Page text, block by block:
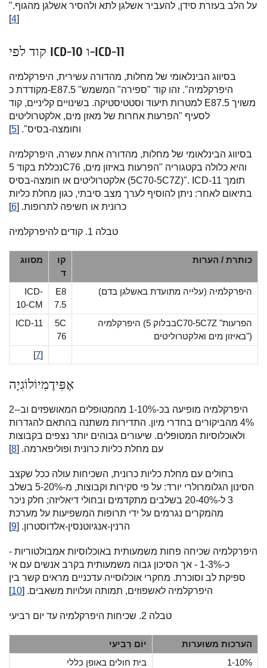
על הלב בעזרת סידן, להעביר אשלגן לתא ולהסיר אשלגן מהגוף."
[
4
]
קוד לפי ICD-10 ו-ICD-11
בסיווג הבינלאומי של מחלות, מהדורה עשירית, היפרקלמיה
מקודדת כ-E87.5 "היפרקלמיה". זהו קוד "ספירה" המשמש
למטרות תיעוד וסטטיסטיקה. בשינויים קליניים, קוד E87.5 משויך
לסעיף "הפרעות אחרות של מאזן מים, אלקטרוליטים
וחומצה-בסיס". [5
]
בסיווג הבינלאומי של מחלות, מהדורה אחת עשרה, היפרקלמיה
נכללת בקוד 5C76 והיא כלולה בקטגוריה "הפרעות באיזון מים,
אלקטרוליטים או חומצה-בסיס (5C70-5C7Z)". ICD-11 תומך
בתיאום לאחר: ניתן להוסיף לערך מצב סיבתי, כגון מחלת כליות
כרונית או חשיפה לתרופות. [6
]
טבלה 1. קודים להיפרקלמיה
מסווג
קו
ד
כותרת / הערות
ICD-
10-CM
E8
7.5
היפרקלמיה (עלייה מתועדת באשלגן בדם)
ICD-11
5C
76
היפרקלמיה (בבלוק 5C70-5C7Z "הפרעות
באיזון מים ואלקטרוליטים")
[7]
אֶפִּידֶמִיוֹלוֹגִיָה
היפרקלמיה מופיעה בכ-1-10% מהמטופלים המאושפזים וב-2-
4% מהביקורים בחדרי מיון. התדירות משתנה בהתאם להגדרות
ולאוכלוסיות המטופלים. שיעורים גבוהים יותר נצפים בקבוצות
עם מחלת כליות כרונית ופוליפארמה. [8
]
בחולים עם מחלת כליות כרונית, השכיחות עולה ככל שקצב
הסינון הגלומרולרי יורד: על פי סקירות וקבוצות, מ-5-20% בשלב
3 ל-20-40% בשלבים מתקדמים ובחולי דיאליזה; חלק ניכר
מהמקרים נגרמים על ידי תרופות המשפיעות על מערכת
הרנין-אנגיוטנסין-אלדוסטרון. [9
]
היפרקלמיה שכיחה פחות משמעותית באוכלוסיות אמבולטוריות -
כ-1-3% - אך הסיכון גבוה משמעותית בקרב אנשים עם אי
ספיקת לב וסוכרת. מחקרי אוכלוסייה עדכניים מראים קשר בין
היפרקלמיה לאשפוזים, תמותה ועלויות משאבים. [10
]
טבלה 2. שכיחות היפרקלמיה עד יום רביעי
יוֹם רְבִיעִי
הערכות משוערות
בית חולים באופן כללי
1-10%